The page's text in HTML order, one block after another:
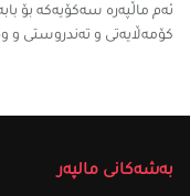
ئەم ماڵپەرە سه‌كۆیه‌كه‌ بۆ
کۆمەڵایەتی و تەندروستی و
بەشەکانی مالپەر